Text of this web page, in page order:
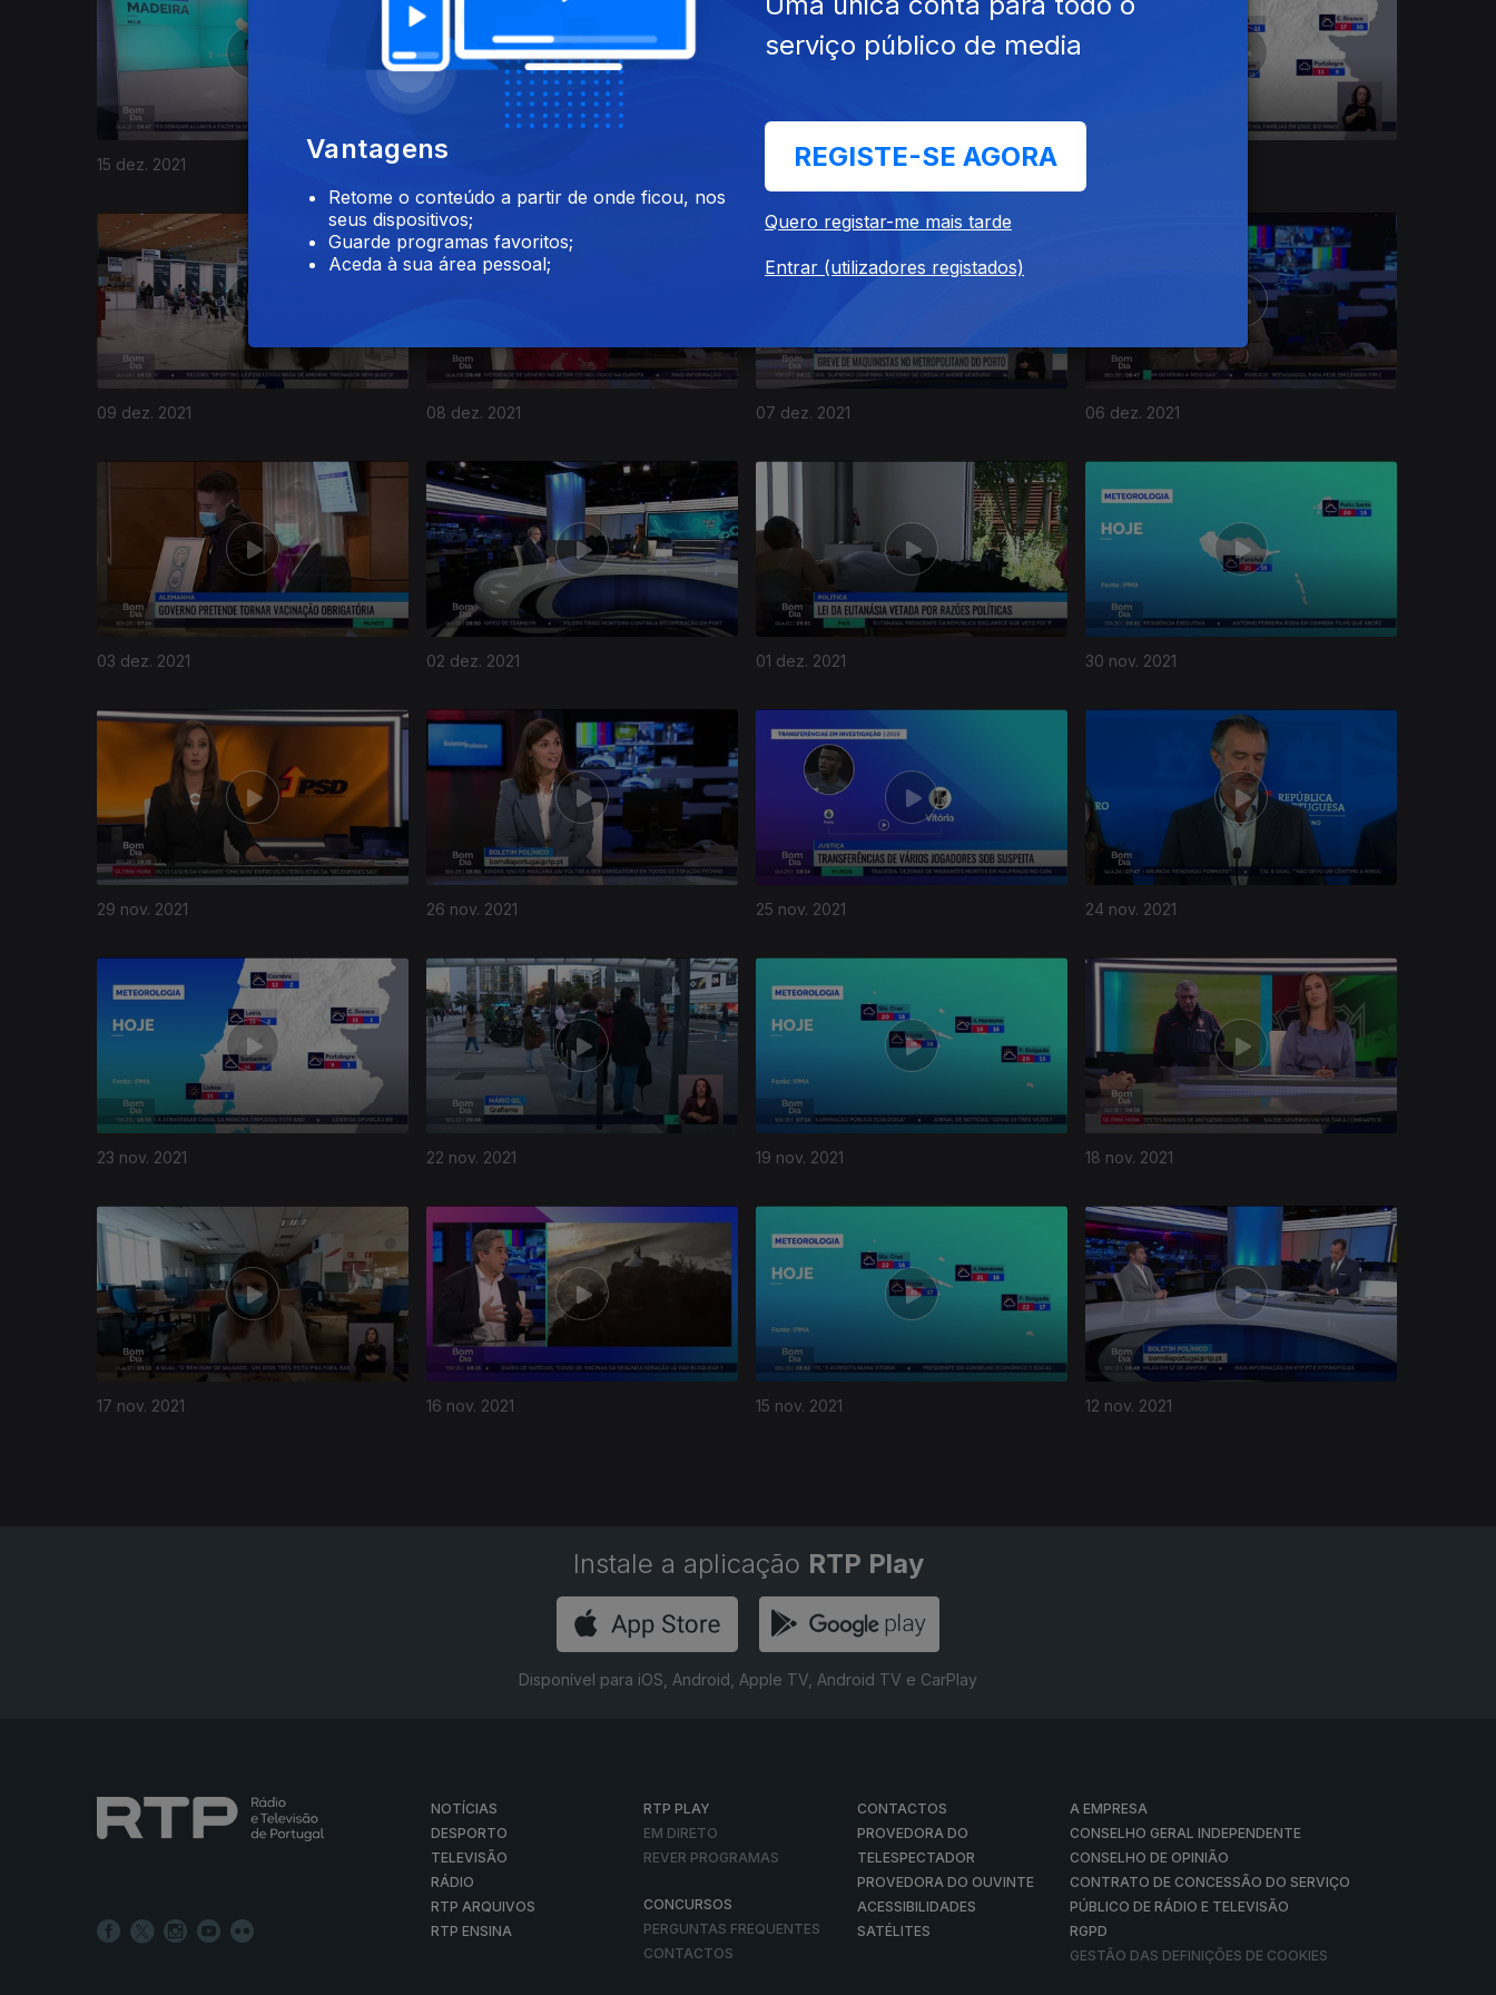
15 dez. 2021 14 dez. 2021 13 dez. 2021
09 dez. 2021 08 dez. 2021 07 dez. 2021 06 dez. 2021
03 dez. 2021 02 dez. 2021 01 dez. 2021 30 nov. 2021
29 nov. 2021 26 nov. 2021 25 nov. 2021 24 nov. 2021
23 nov. 2021 22 nov. 2021 19 nov. 2021 18 nov. 2021
17 nov. 2021 16 nov. 2021 15 nov. 2021 12 nov. 2021
578974
Instale a aplicação RTP Play
Disponível para iOS, Android, Apple TV, Android TV e CarPlay
NOTÍCIAS
DESPORTO
TELEVISÃO
RÁDIO
RTP ARQUIVOS
RTP ENSINA
RTP PLAY
EM DIRETO
REVER PROGRAMAS
CONCURSOS
PERGUNTAS FREQUENTES
CONTACTOS
CONTACTOS
PROVEDORA DO
TELESPECTADOR
PROVEDORA DO OUVINTE
ACESSIBILIDADES
SATÉLITES
A EMPRESA
CONSELHO GERAL INDEPENDENTE
CONSELHO DE OPINIÃO
CONTRATO DE CONCESSÃO DO SERVIÇO
PÚBLICO DE RÁDIO E TELEVISÃO
RGPD
GESTÃO DAS DEFINIÇÕES DE COOKIES
Vantagens
Retome o conteúdo a partir de onde ficou, nos
seus dispositivos;
Guarde programas favoritos;
Aceda à sua área pessoal;
serviço público de media
REGISTE-SE AGORA
Quero registar-me mais tarde
Entrar (utilizadores registados)